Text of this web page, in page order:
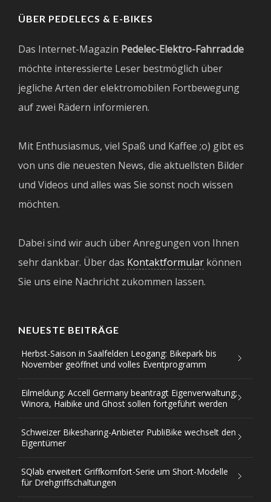
ÜBER PEDELECS & E-BIKES
Das Internet-Magazin Pedelec-Elektro-Fahrrad.de
möchte interessierte Leser bestmöglich über
jegliche Arten der elektromobilen Fortbewegung
auf zwei Rädern informieren.
Mit Enthusiasmus, viel Spaß und Kaffee ;o) gibt es
von uns die neuesten News, die aktuellsten Bilder
und Videos und alles was Sie sonst noch wissen
möchten.
Dabei sind wir auch über Anregungen von Ihnen
sehr dankbar. Über das Kontaktformular können
Sie uns eine Nachricht zukommen lassen.
NEUESTE BEITRÄGE
Herbst-Saison in Saalfelden Leogang: Bikepark bis
November geöffnet und volles Eventprogramm
Eilmeldung: Accell Germany beantragt Eigenverwaltung;
Winora, Haibike und Ghost sollen fortgeführt werden
Schweizer Bikesharing-Anbieter PubliBike wechselt den
Eigentümer
SQlab erweitert Griffkomfort-Serie um Short-Modelle
für Drehgriffschaltungen